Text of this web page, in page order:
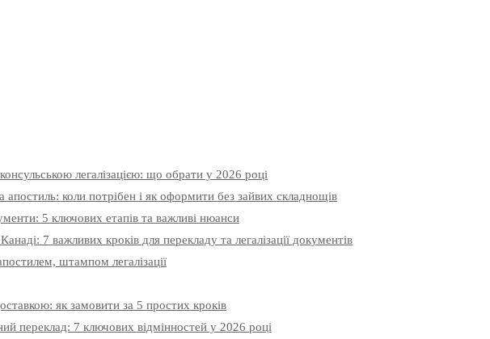
легалізацією: що обрати у 2026 році
апостиль: коли потрібен і як оформити без зайвих складнощів
5 ключових етапів та важливі нюанси
7 важливих кроків для перекладу та легалізації документів
штампом легалізації
як замовити за 5 простих кроків
переклад: 7 ключових відмінностей у 2026 році